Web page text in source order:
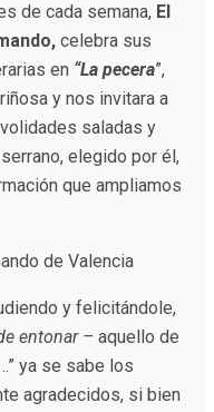
de cada semana, El
celebra sus
en “La pecera”,
y nos invitara a
saladas y
elegido por él,
que ampliamos
y felicitándole,
entonar – aquello de
ya se sabe los
agradecidos, si bien